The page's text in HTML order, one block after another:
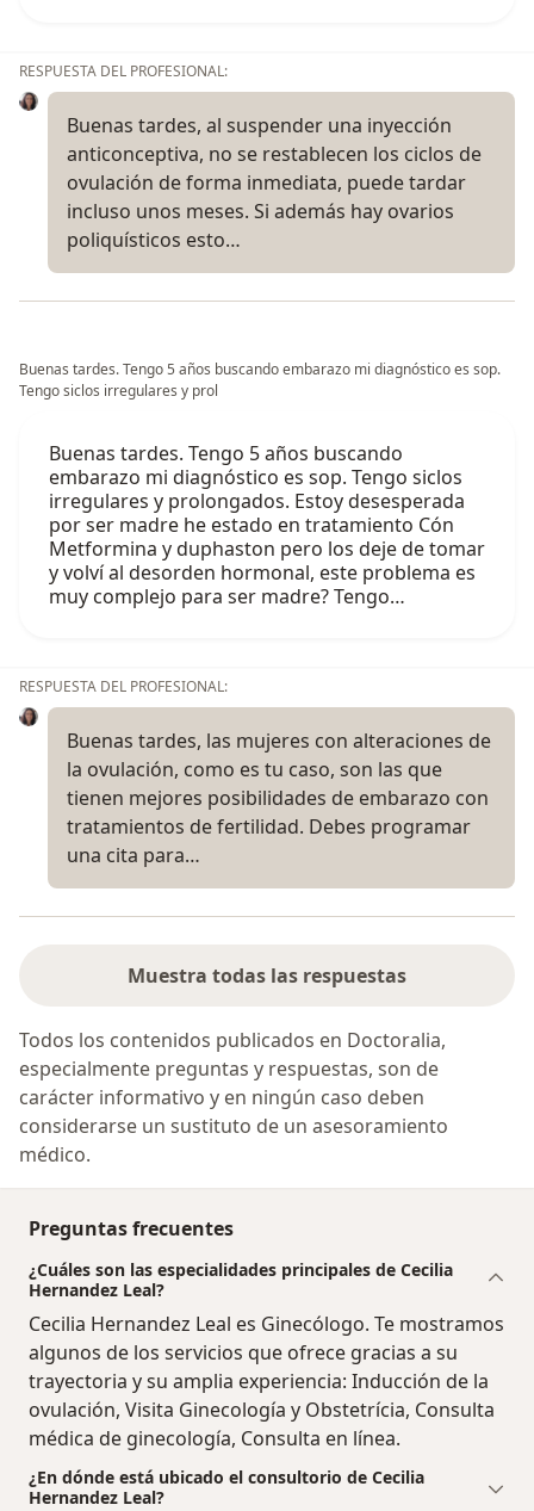
RESPUESTA DEL PROFESIONAL:
Buenas tardes, al suspender una inyección
anticonceptiva, no se restablecen los ciclos de
ovulación de forma inmediata, puede tardar
incluso unos meses. Si además hay ovarios
poliquísticos esto…
Buenas tardes. Tengo 5 años buscando embarazo mi diagnóstico es sop.
Tengo siclos irregulares y prol
Buenas tardes. Tengo 5 años buscando
embarazo mi diagnóstico es sop. Tengo siclos
irregulares y prolongados. Estoy desesperada
por ser madre he estado en tratamiento Cón
Metformina y duphaston pero los deje de tomar
y volví al desorden hormonal, este problema es
muy complejo para ser madre? Tengo…
RESPUESTA DEL PROFESIONAL:
Buenas tardes, las mujeres con alteraciones de
la ovulación, como es tu caso, son las que
tienen mejores posibilidades de embarazo con
tratamientos de fertilidad. Debes programar
una cita para…
Muestra todas las respuestas
Todos los contenidos publicados en Doctoralia,
especialmente preguntas y respuestas, son de
carácter informativo y en ningún caso deben
considerarse un sustituto de un asesoramiento
médico.
Preguntas frecuentes
¿Cuáles son las especialidades principales de Cecilia
Hernandez Leal?
Cecilia Hernandez Leal es Ginecólogo. Te mostramos
algunos de los servicios que ofrece gracias a su
trayectoria y su amplia experiencia: Inducción de la
ovulación, Visita Ginecología y Obstetrícia, Consulta
médica de ginecología, Consulta en línea.
¿En dónde está ubicado el consultorio de Cecilia
Hernandez Leal?